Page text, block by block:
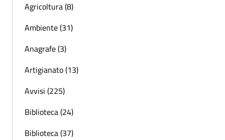
Agricoltura (8)
Ambiente (31)
Anagrafe (3)
Artigianato (13)
Avvisi (225)
Biblioteca (24)
Biblioteca (37)